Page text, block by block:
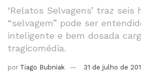
‘Relatos Selvagens’ traz
“selvagem” pode ser
inteligente e bem dosada
tragicomédia.
por Tiago Bubniak 31 de julho de